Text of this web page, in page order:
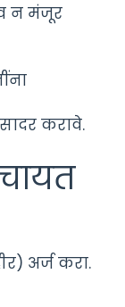
न मंजूर
करावे.
अर्ज करा.